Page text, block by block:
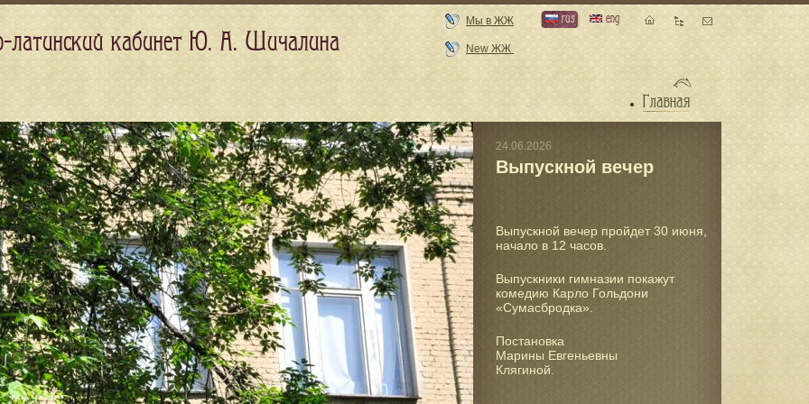
латинский кабинет Ю. А. Шичалина
Мы в ЖЖ
New ЖЖ
rus eng
Главная
Новости
Курсы
Галерея
24.06.2026
Выпускной вечер
Выпускной вечер пройдет 30 июня,
начало в 12 часов.
Выпускники гимназии покажут
комедию Карло Гольдони
«Сумасбродка».
Постановка
Марины Евгеньевны
Клягиной.